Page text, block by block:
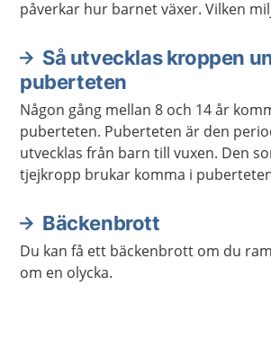
påverkar hur barnet växer. Vilken
på någon sjukdom.
Så utvecklas kroppen
puberteten
Någon gång mellan 8 och 14 år
puberteten. Puberteten är den
utvecklas från barn till vuxen. Den
tjejkropp brukar komma i
varierar mycket från person till
Bäckenbrott
Du kan få ett bäckenbrott om du
om en olycka.